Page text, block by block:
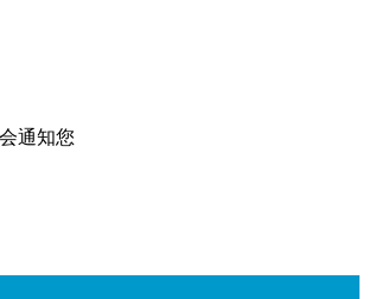
通知您